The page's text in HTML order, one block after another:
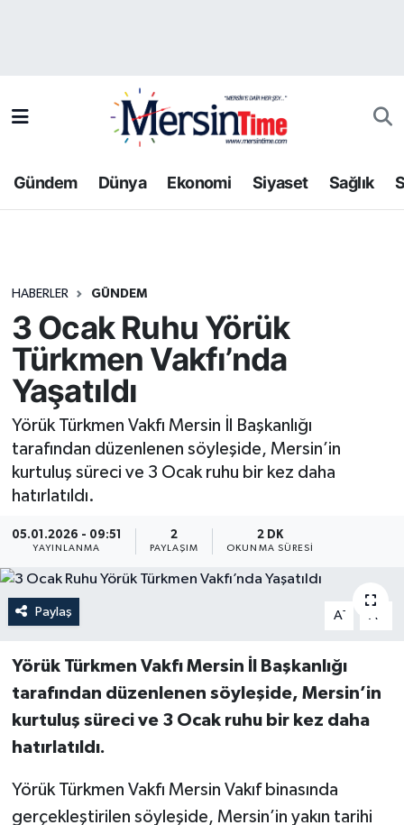
Gündem Dünya Ekonomi Siyaset Sağlık
HABERLER GÜNDEM
3 Ocak Ruhu Yörük
Türkmen Vakfı’nda
Yaşatıldı
Yörük Türkmen Vakfı Mersin İl Başkanlığı
tarafından düzenlenen söyleşide, Mersin’in
kurtuluş süreci ve 3 Ocak ruhu bir kez daha
hatırlatıldı.
05.01.2026 - 09:51
YAYINLANMA
2
PAYLAŞIM
2 DK
OKUNMA SÜRESI
Paylaş A- A
Yörük Türkmen Vakfı Mersin İl Başkanlığı
tarafından düzenlenen söyleşide, Mersin’in
kurtuluş süreci ve 3 Ocak ruhu bir kez daha
hatırlatıldı.
Yörük Türkmen Vakfı Mersin Vakıf binasında
gerçekleştirilen söyleşide, Mersin’in yakın tarihi
Bilim-Teknoloji
Dünya
Ekonomi
Gündem
Kültür-Sanat
Resmi İlan
Sağlık
Siyaset
Spor
Yaşam
Trafik Durumu
Tüm Manşetler
Haber Arşivi